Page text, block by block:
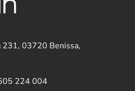
231, 03720 Benissa,
224 004